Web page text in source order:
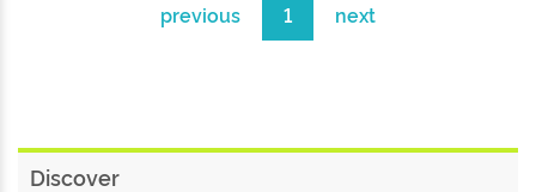
previous 1 next
Discover